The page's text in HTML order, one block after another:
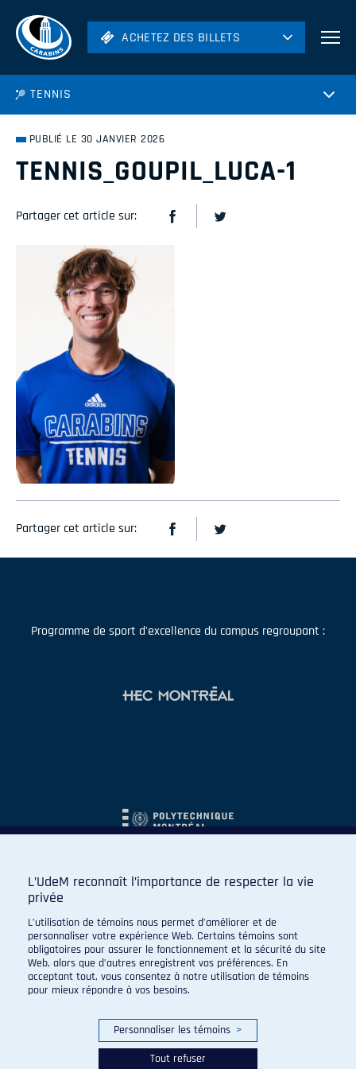
ACHETEZ DES BILLETS
Volleyball
ACHETEZ DES BILLETS
TENNIS
PUBLIÉ LE 30 JANVIER 2026
TENNIS_GOUPIL_LUCA-1
Partager cet article sur:
Partager cet article sur:
Programme de sport d'excellence du campus regroupant :
L’UdeM reconnaît l’importance de respecter la vie
privée
L’utilisation de témoins nous permet d’améliorer et de
personnaliser votre expérience Web. Certains témoins sont
obligatoires pour assurer le fonctionnement et la sécurité du site
Web, alors que d’autres enregistrent vos préférences. En
acceptant tout, vous consentez à notre utilisation de témoins
pour mieux répondre à vos besoins.
Personnaliser les témoins >
Tout refuser